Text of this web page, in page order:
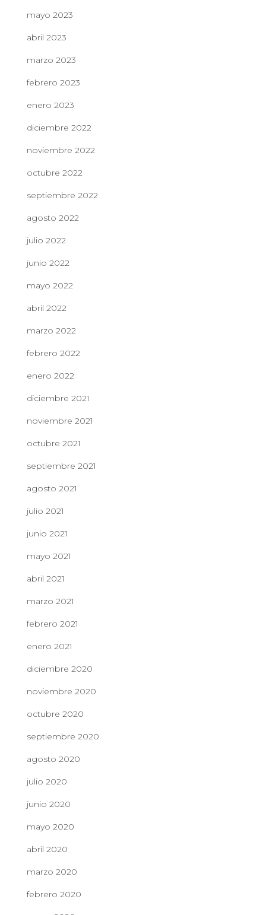
mayo 2023
abril 2023
marzo 2023
febrero 2023
enero 2023
diciembre 2022
noviembre 2022
octubre 2022
septiembre 2022
agosto 2022
julio 2022
junio 2022
mayo 2022
abril 2022
marzo 2022
febrero 2022
enero 2022
diciembre 2021
noviembre 2021
octubre 2021
septiembre 2021
agosto 2021
julio 2021
junio 2021
mayo 2021
abril 2021
marzo 2021
febrero 2021
enero 2021
diciembre 2020
noviembre 2020
octubre 2020
septiembre 2020
agosto 2020
julio 2020
junio 2020
mayo 2020
abril 2020
marzo 2020
febrero 2020